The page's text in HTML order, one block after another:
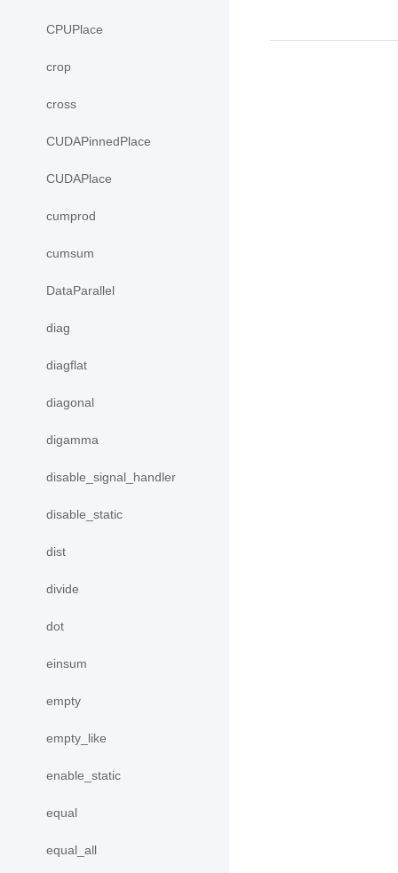
CPUPlace
crop
cross
CUDAPinnedPlace
CUDAPlace
cumprod
cumsum
DataParallel
diag
diagflat
diagonal
digamma
disable_signal_handler
disable_static
dist
divide
dot
einsum
empty
empty_like
enable_static
equal
equal_all